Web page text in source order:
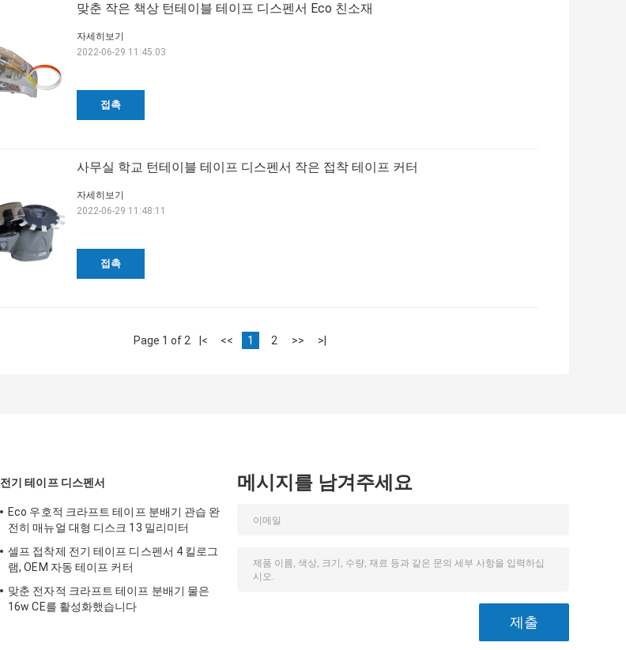
맞춘 작은 책상 턴테이블 테이프 디스펜서 Eco 친소재
접촉
자세히보기
2022-06-29 11:45:03
사무실 학교 턴테이블 테이프 디스펜서 작은 접착 테이프 커터
접촉
자세히보기
2022-06-29 11:48:11
Page 1 of 2 |< << 1 2 >> >|
전기 테이프 디스펜서
Eco 우호적 크라프트 테이프 분배기 관습 완
전히 매뉴얼 대형 디스크 13 밀리미터
셀프 접착제 전기 테이프 디스펜서 4 킬로그
램, OEM 자동 테이프 커터
맞춘 전자적 크라프트 테이프 분배기 물은
16w CE를 활성화했습니다
메시지를 남겨주세요